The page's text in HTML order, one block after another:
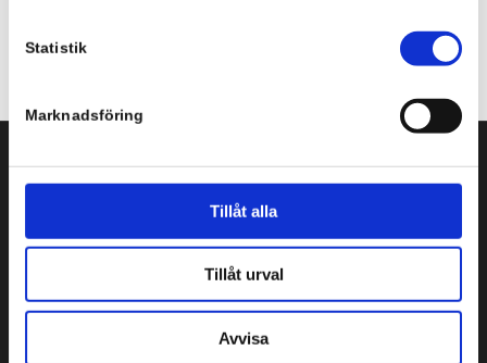
Statistik
Marknadsföring
Tillåt alla
Tillåt urval
Avvisa
Tel: +46 8 554 434 10